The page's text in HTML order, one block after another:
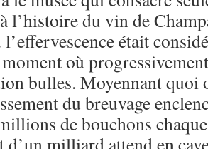
l’histoire du vin de
était
où
bulles. Moyennant quoi
du breuvage
de bouchons
d’un milliard attend en